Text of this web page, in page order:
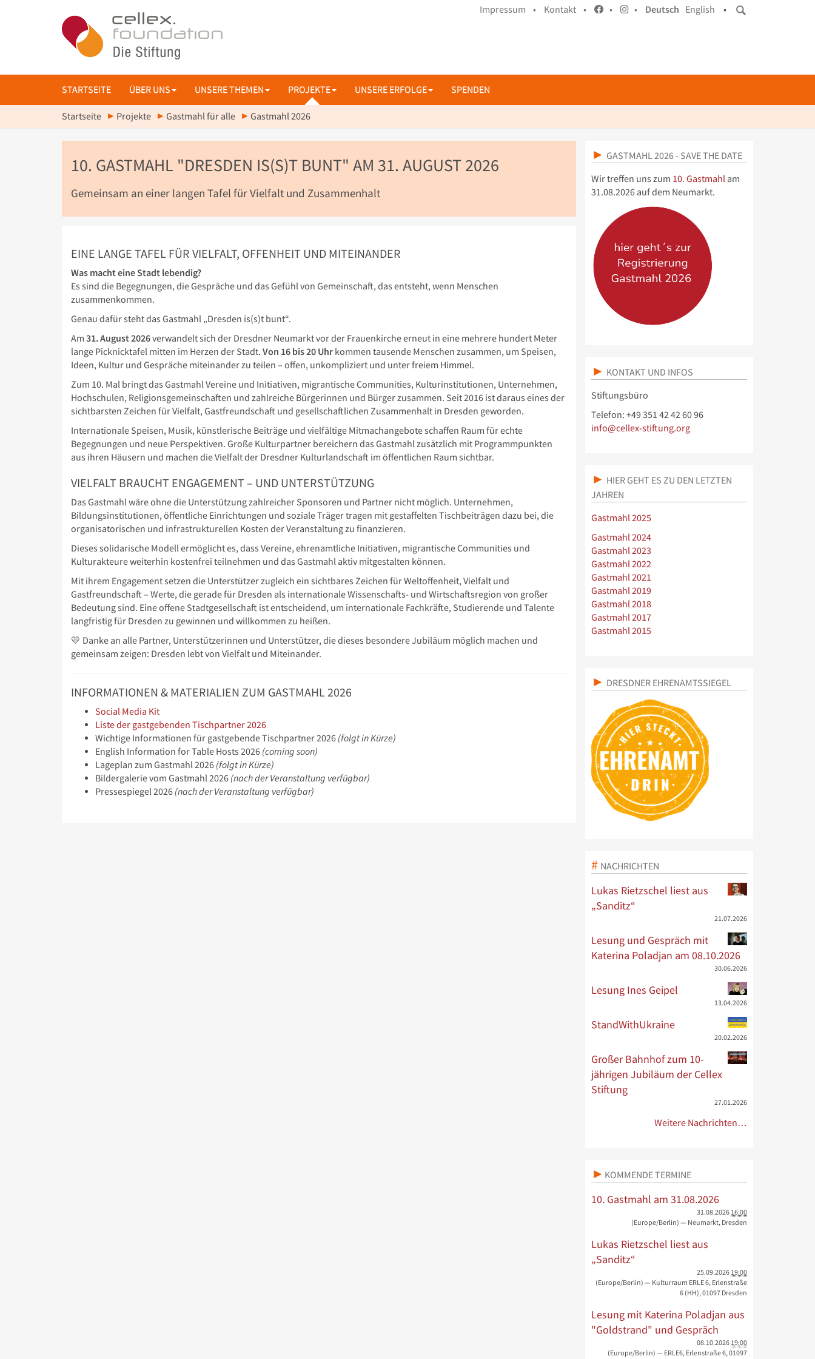
Impressum • Kontakt • • • Deutsch English •
STARTSEITE ÜBER UNS UNSERE THEMEN PROJEKTE UNSERE ERFOLGE SPENDEN
Startseite Projekte Gastmahl für alle Gastmahl 2026
10. GASTMAHL "DRESDEN IS(S)T BUNT" AM 31. AUGUST 2026
Gemeinsam an einer langen Tafel für Vielfalt und Zusammenhalt
EINE LANGE TAFEL FÜR VIELFALT, OFFENHEIT UND MITEINANDER
Was macht eine Stadt lebendig?
Es sind die Begegnungen, die Gespräche und das Gefühl von Gemeinschaft, das entsteht, wenn Menschen
zusammenkommen.
Genau dafür steht das Gastmahl „Dresden is(s)t bunt“.
Am 31. August 2026verwandelt sich der Dresdner Neumarkt vor der Frauenkirche erneut in eine mehrere hundert Meter
lange Picknicktafel mitten im Herzen der Stadt. Von 16 bis 20 Uhr kommen tausende Menschen zusammen, um Speisen,
Ideen, Kultur und Gespräche miteinander zu teilen – offen, unkompliziert und unter freiem Himmel.
Zum 10. Mal bringt das Gastmahl Vereine und Initiativen, migrantische Communities, Kulturinstitutionen, Unternehmen,
Hochschulen, Religionsgemeinschaften und zahlreiche Bürgerinnen und Bürger zusammen. Seit 2016 ist daraus eines der
sichtbarsten Zeichen für Vielfalt, Gastfreundschaft und gesellschaftlichen Zusammenhalt in Dresden geworden.
Internationale Speisen, Musik, künstlerische Beiträge und vielfältige Mitmachangebote schaffen Raum für echte
Begegnungen und neue Perspektiven. Große Kulturpartner bereichern das Gastmahl zusätzlich mit Programmpunkten
aus ihren Häusern und machen die Vielfalt der Dresdner Kulturlandschaft im öffentlichen Raum sichtbar.
VIELFALT BRAUCHT ENGAGEMENT – UND UNTERSTÜTZUNG
Das Gastmahl wäre ohne die Unterstützung zahlreicher Sponsoren und Partner nicht möglich. Unternehmen,
Bildungsinstitutionen, öffentliche Einrichtungen und soziale Träger tragen mit gestaffelten Tischbeiträgen dazu bei, die
organisatorischen und infrastrukturellen Kosten der Veranstaltung zu finanzieren.
Dieses solidarische Modell ermöglicht es, dass Vereine, ehrenamtliche Initiativen, migrantische Communities und
Kulturakteure weiterhin kostenfrei teilnehmen und das Gastmahl aktiv mitgestalten können.
Mit ihrem Engagement setzen die Unterstützer zugleich ein sichtbares Zeichen für Weltoffenheit, Vielfalt und
Gastfreundschaft – Werte, die gerade für Dresden als internationale Wissenschafts- und Wirtschaftsregion von großer
Bedeutung sind. Eine offene Stadtgesellschaft ist entscheidend, um internationale Fachkräfte, Studierende und Talente
langfristig für Dresden zu gewinnen und willkommen zu heißen.
💛 Danke an alle Partner, Unterstützerinnen und Unterstützer, die dieses besondere Jubiläum möglich machen und
gemeinsam zeigen: Dresden lebt von Vielfalt und Miteinander.
INFORMATIONEN & MATERIALIEN ZUM GASTMAHL 2026
Social Media Kit
Liste der gastgebenden Tischpartner 2026
Wichtige Informationen für gastgebende Tischpartner 2026 (folgt in Kürze)
English Information for Table Hosts 2026 (coming soon)
Lageplan zum Gastmahl 2026 (folgt in Kürze)
Bildergalerie vom Gastmahl 2026 (nach der Veranstaltung verfügbar)
Pressespiegel 2026 (nach der Veranstaltung verfügbar)
GASTMAHL 2026 - SAVE THE DATE
Wir treffen uns zum 10. Gastmahlam
31.08.2026 auf dem Neumarkt.
KONTAKT UND INFOS
Stiftungsbüro
Telefon: +49 351 42 42 60 96
info@cellex-stiftung.org
HIER GEHT ES ZU DEN LETZTEN
JAHREN
Gastmahl 2025
Gastmahl 2024
Gastmahl 2023
Gastmahl 2022
Gastmahl 2021
Gastmahl 2019
Gastmahl 2018
Gastmahl 2017
Gastmahl 2015
DRESDNER EHRENAMTSSIEGEL
NACHRICHTEN
Lukas Rietzschel liest aus
„Sanditz“
21.07.2026
Lesung und Gespräch mit
Katerina Poladjan am 08.10.2026
30.06.2026
Lesung Ines Geipel
13.04.2026
StandWithUkraine
20.02.2026
Großer Bahnhof zum 10-
jährigen Jubiläum der Cellex
Stiftung
27.01.2026
Weitere Nachrichten…
KOMMENDE TERMINE
10. Gastmahl am 31.08.2026
31.08.2026 16:00
(Europe/Berlin) — Neumarkt, Dresden
Lukas Rietzschel liest aus
„Sanditz“
25.09.2026 19:00
(Europe/Berlin) — Kulturraum ERLE 6, Erlenstraße
6 (HH), 01097 Dresden
Lesung mit Katerina Poladjan aus
"Goldstrand" und Gespräch
08.10.2026 19:00
(Europe/Berlin) — ERLE6, Erlenstraße 6, 01097